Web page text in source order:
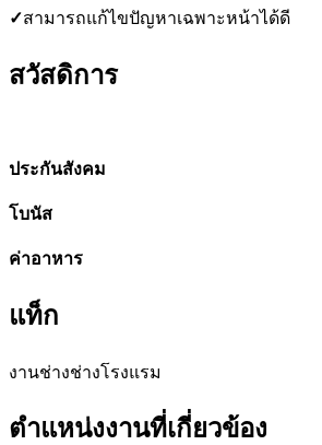
✓สามารถแก้ไขปัญหาเฉพาะหน้าได้ดี
สวัสดิการ
ประกันสังคม
โบนัส
ค่าอาหาร
แท็ก
งานช่างช่างโรงแรม
ตำแหน่งงานที่เกี่ยวข้อง